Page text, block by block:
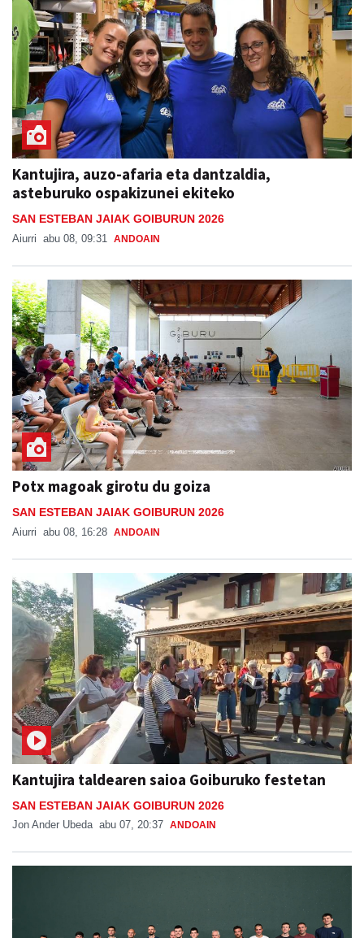
Kantujira, auzo-afaria eta dantzaldia,
asteburuko ospakizunei ekiteko
SAN ESTEBAN JAIAK GOIBURUN 2026
Aiurri abu 08, 09:31 ANDOAIN
Potx magoak girotu du goiza
SAN ESTEBAN JAIAK GOIBURUN 2026
Aiurri abu 08, 16:28 ANDOAIN
Kantujira taldearen saioa Goiburuko festetan
SAN ESTEBAN JAIAK GOIBURUN 2026
Jon Ander Ubeda abu 07, 20:37 ANDOAIN